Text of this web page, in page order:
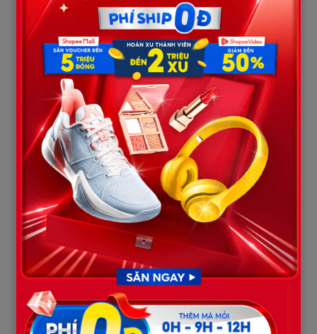
phải đối diện với việc “bố trở lại”.
Hoàng là một doanh nhân trẻ, sắc sảo nhưng cũng có phần lạnh
lùng. Ngày đầu gặp Yến, anh chỉ gật đầu nhạt nhẽo:
“Cảm ơn cô đã chăm sóc bố tôi. Nhưng từ nay gia đình sẽ thuê
riêng điều dưỡng cao cấp. Cô không cần vất vả nữa.”
Câu nói khiến Yến thấy hụt hẫng kỳ lạ. Cô đã quen với việc mỗi
ngày bên giường bệnh, chăm chút từng chi tiết cho ông Khánh.
Giờ đây, khi bệnh nhân dần khỏe lại, sự gắn bó ấy như bị tước
mất.
Tối đó, khi Yến chuẩn bị bàn giao ca, ông Khánh bỗng gọi tên cô.
Giọng ông tuy còn yếu nhưng đầy kiên quyết:
“Yến… tôi muốn cô tiếp tục chăm sóc cho tôi. Không ai khác.
Nếu cần, tôi sẽ tự nói chuyện với gia đình.”
Khoảnh khắc ấy, Yến không biết nên vui hay lo. Giữ bí mật về nụ
hôn kia đã đủ khó, giờ lại bị giữ bên cạnh ông, cô sợ mình sẽ bị lộ,
sợ ánh mắt dò xét của mọi người. Nhưng trong sâu thẳm, cô
cũng thấy một sự ấm áp mơ hồ – một sự kết nối mà chính cô
cũng không dám thừa nhận.